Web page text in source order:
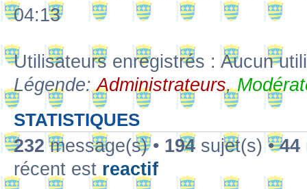
04:13
Utilisateurs enregistrés : Aucun
Légende:Administrateurs,
STATISTIQUES
232message(s) • 194 sujet(s) •44
récent est reactif